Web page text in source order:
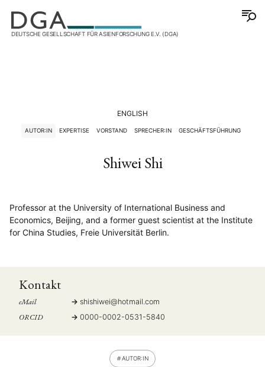
DEUTSCHE GESELLSCHAFT FÜR ASIENFORSCHUNG E.V. (DGA)
ENGLISH
AUTOR:IN EXPERTISE VORSTAND SPRECHER:IN GESCHÄFTSFÜHRUNG
Shiwei Shi
Professor at the University of International Business and
Economics, Beijing, and a former guest scientist at the Institute
for China Studies, Freie Universität Berlin.
Kontakt
eMail shishiwei@hotmail.com
ORCID 0000-0002-0531-5840
AUTOR:IN